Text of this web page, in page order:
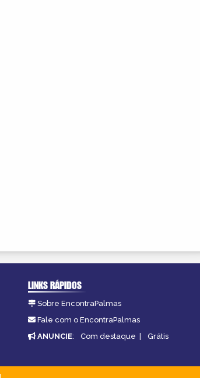
LINKS RÁPIDOS
Sobre EncontraPalmas
Fale com o EncontraPalmas
ANUNCIE: Com destaque | Grátis